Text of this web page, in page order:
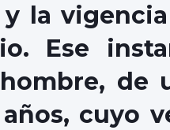
la
Ese
de
cuyo